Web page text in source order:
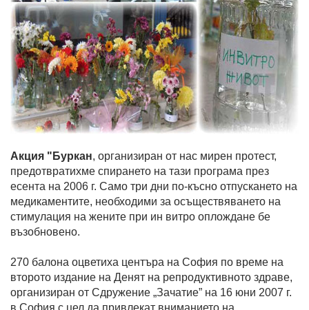
Акция "Буркан, организиран от нас мирен протест,
предотвратихме спирането на тази програма през
есента на 2006 г. Само три дни по-късно отпускането на
медикаментите, необходими за осъществяването на
стимулация на жените при ин витро оплождане бе
възобновено.
270 балона оцветиха центъра на София по време на
второто издание на Денят на репродуктивното здраве,
организиран от Сдружение „Зачатие” на 16 юни 2007 г.
в София с цел да привлекат вниманието на